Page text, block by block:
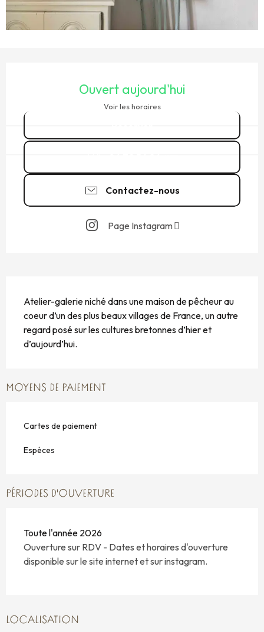
Ouvert aujourd'hui
Voir les horaires
Contactez-nous
Page Instagram
Atelier-galerie niché dans une maison de pêcheur au
coeur d’un des plus beaux villages de France, un autre
regard posé sur les cultures bretonnes d’hier et
d’aujourd’hui.
MOYENS DE PAIEMENT
Cartes de paiement
Espèces
PÉRIODES D'OUVERTURE
Toute l'année 2026
Ouverture sur RDV - Dates et horaires d'ouverture
disponible sur le site internet et sur instagram.
LOCALISATION